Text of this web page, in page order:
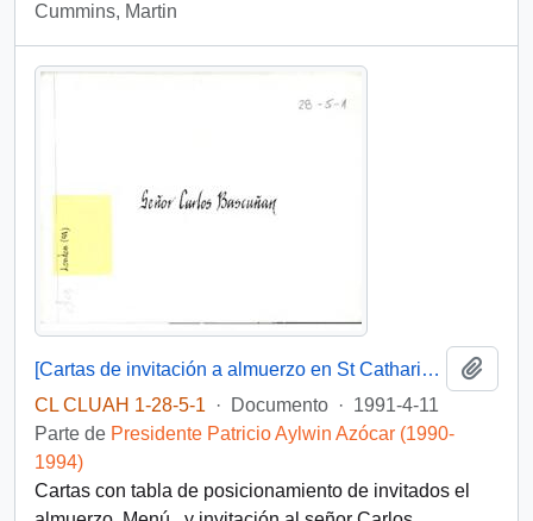
Cummins, Martin
[Cartas de invitación a almuerzo en St Catharine's College, Cambridge].
CL CLUAH 1-28-5-1
· Documento · 1991-4-11
Parte de Presidente Patricio Aylwin Azócar (1990-
1994)
Cartas con tabla de posicionamiento de invitados el